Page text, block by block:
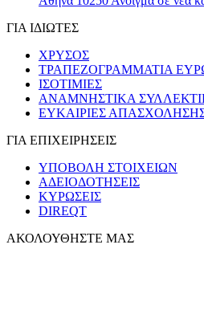
ΓΙΑ ΙΔΙΩΤΕΣ
ΧΡΥΣΟΣ
ΤΡΑΠΕΖΟΓΡΑΜΜΑΤΙΑ
ΙΣΟΤΙΜΙΕΣ
ΑΝΑΜΝΗΣΤΙΚΑ
ΕΥΚΑΙΡΙΕΣ
ΓΙΑ ΕΠΙΧΕΙΡΗΣΕΙΣ
ΥΠΟΒΟΛΗ ΣΤΟΙΧΕΙΩΝ
ΑΔΕΙΟΔΟΤΗΣΕΙΣ
ΚΥΡΩΣΕΙΣ
DIREQT
ΑΚΟΛΟΥΘΗΣΤΕ ΜΑΣ